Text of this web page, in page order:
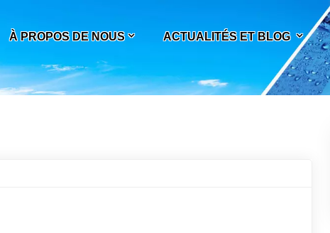
À PROPOS DE NOUS ACTUALITÉS ET BLOG